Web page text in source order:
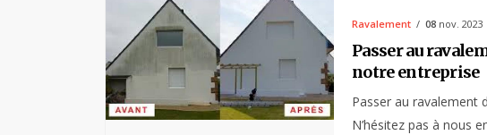
Ravalement 08nov. 2023
Passer au
notre entreprise
Passer au ravalement
N’hésitez pas à nous